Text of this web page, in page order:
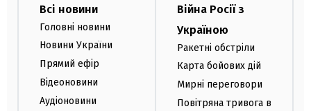
Всі новини
Головні новини
Новини України
Прямий ефір
Відеоновини
Аудіоновини
Війна Росії з
Україною
Ракетні обстріли
Карта бойових дій
Мирні переговори
Повітряна тривога в